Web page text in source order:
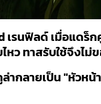
เรนฟิลด์ เมื่อแดร็ก
หว ทาสรับใช้จึงไม่
ล่ากลายเป็น "หัวหน้